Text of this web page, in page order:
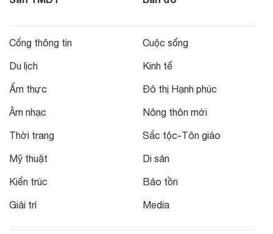
Cổng thông tin
Du lịch
Ẩm thực
Âm nhạc
Thời trang
Mỹ thuật
Kiến trúc
Giải trí
Cuộc sống
Kinh tế
Đô thị Hạnh phúc
Nông thôn mới
Sắc tộc-Tôn giáo
Di sản
Bảo tồn
Media